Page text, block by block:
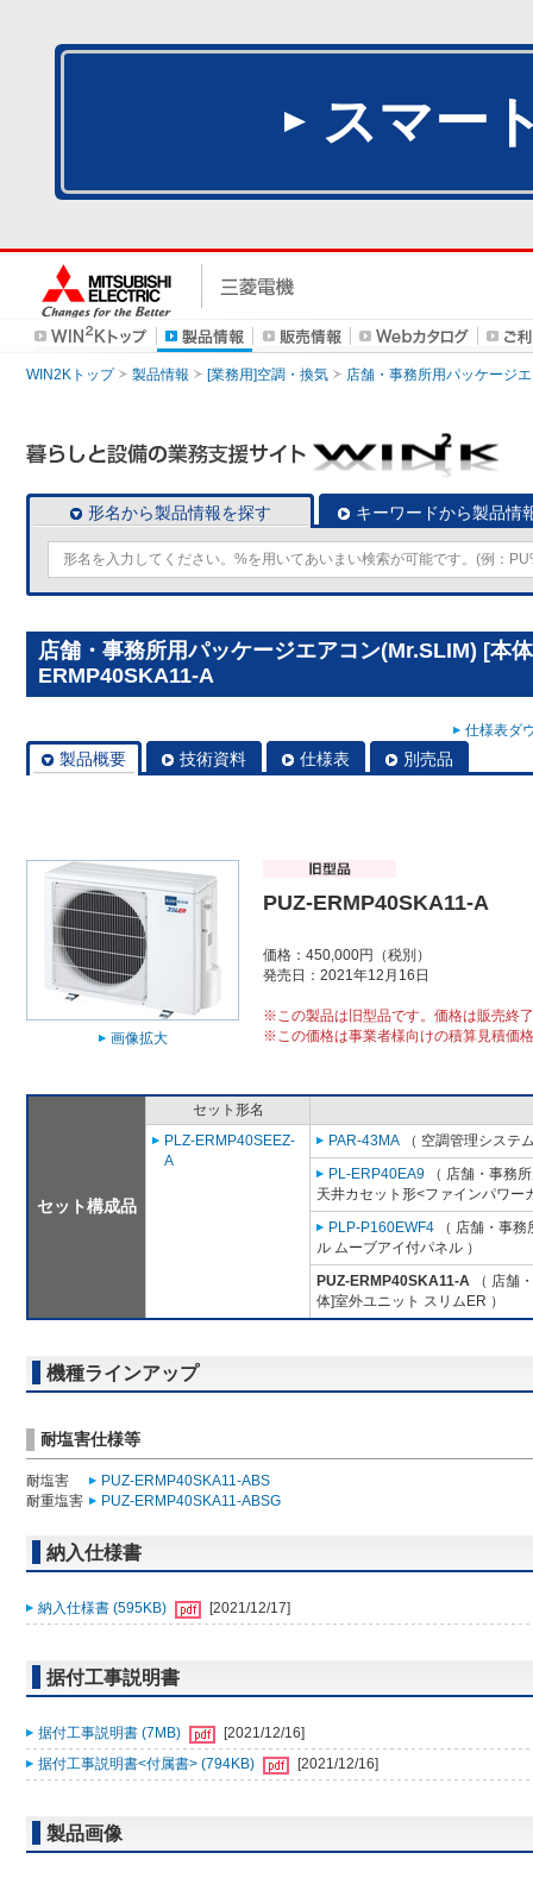
スマー
WIN2Kトップ 製品情報 [業務用]空調・換気 店舗・事務所用パッケージ
形名から製品情報を探す キーワードから製品情
店舗・事務所用パッケージエアコン(Mr.SLIM) [本
ERMP40SKA11-A
仕様表ダ
製品概要 技術資料 仕様表 別売品
画像拡大
PUZ-ERMP40SKA11-A
価格：450,000円（税別）
発売日：2021年12月16日
※この製品は旧型品です。価格は販売終
※この価格は事業者様向けの積算見積価
セット構成品
セット形名
PLZ-ERMP40SEEZ-
A
PAR-43MA （ 空調管理システ
PL-ERP40EA9 （ 店舗・事務
天井カセット形<ファインパワー
PLP-P160EWF4 （ 店舗・事
ル ムーブアイ付パネル ）
PUZ-ERMP40SKA11-A （ 店舗
体]室外ユニット スリムER ）
機種ラインアップ
耐塩害仕様等
耐塩害
PUZ-ERMP40SKA11-ABS
耐重塩害
PUZ-ERMP40SKA11-ABSG
納入仕様書
納入仕様書 (595KB) [2021/12/17]
据付工事説明書
据付工事説明書 (7MB)
[2021/12/16]
据付工事説明書<付属書> (794KB)
[2021/12/16]
製品画像